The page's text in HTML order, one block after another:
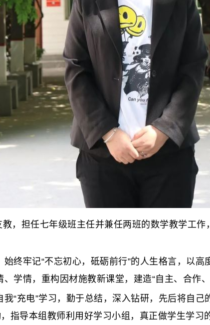
担任七年级班主任并兼任两班的数学教学工作
牢记“不忘初心，砥砺前行”的人生格言，以高
学情，重构因材施教新课堂，建造“自主、合作、
充电”学习，勤于总结，深入钻研，先后将自己
指导本组教师利用好学习小组，真正做学生学